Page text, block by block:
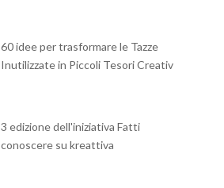
60 idee per trasformare le Tazze
Inutilizzate in Piccoli Tesori Creativi
3 edizione dell'iniziativa Fatti
conoscere su kreattiva